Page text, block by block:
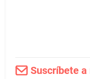
Suscríbete